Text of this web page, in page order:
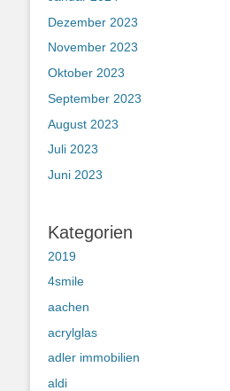
Dezember 2023
November 2023
Oktober 2023
September 2023
August 2023
Juli 2023
Juni 2023
Kategorien
2019
4smile
aachen
acrylglas
adler immobilien
aldi